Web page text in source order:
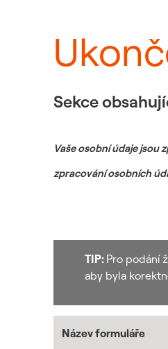
Sekce
Vaše osobní údaje jsou
zpracování osobních
TIP: Pro podání
aby byla
Název formuláře